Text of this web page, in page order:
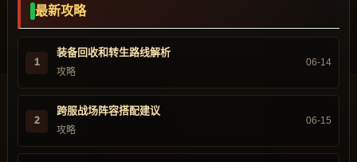
最新攻略
1
装备回收和转生路线解析
攻略
06-14
2
跨服战场阵容搭配建议
攻略
06-15